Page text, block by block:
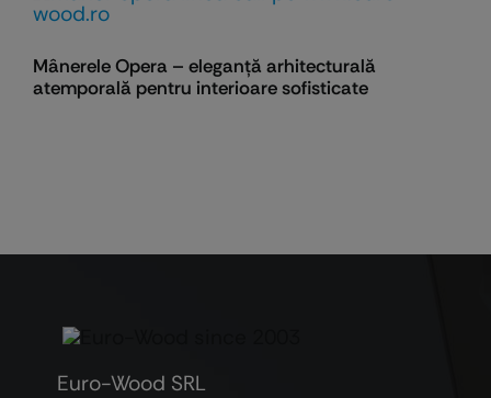
Mânerele Opera – eleganță arhitecturală
atemporală pentru interioare sofisticate
Euro-Wood SRL